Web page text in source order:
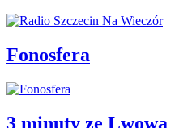
Fonosfera
3 minuty ze Lwowa